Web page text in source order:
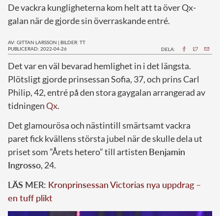
De vackra kungligheterna kom helt att ta över Qx-
galan när de gjorde sin överraskande entré.
AV: GITTAN LARSSON | BILDER: TT
PUBLICERAD: 2022-04-26
DELA:
Det var en väl bevarad hemlighet in i det längsta.
Plötsligt gjorde prinsessan Sofia, 37, och prins Carl
Philip, 42, entré på den stora gaygalan arrangerad av
tidningenQx.
Det glamourösa och nästintill smärtsamt vackra
paret fick kvällens största jubel när de skulle dela ut
priset som ”Årets hetero” till artisten Benjamin
Ingrosso, 24.
LÄS MER: Kronprinsessan Victorias nya uppdrag –
en tuff plikt